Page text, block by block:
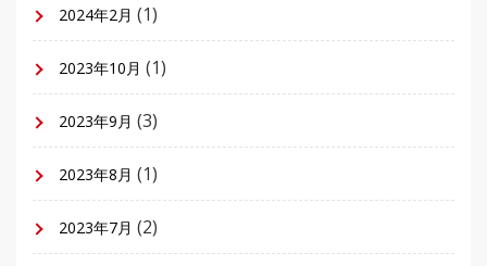
2024年2月 (1)
2023年10月 (1)
2023年9月 (3)
2023年8月 (1)
2023年7月 (2)